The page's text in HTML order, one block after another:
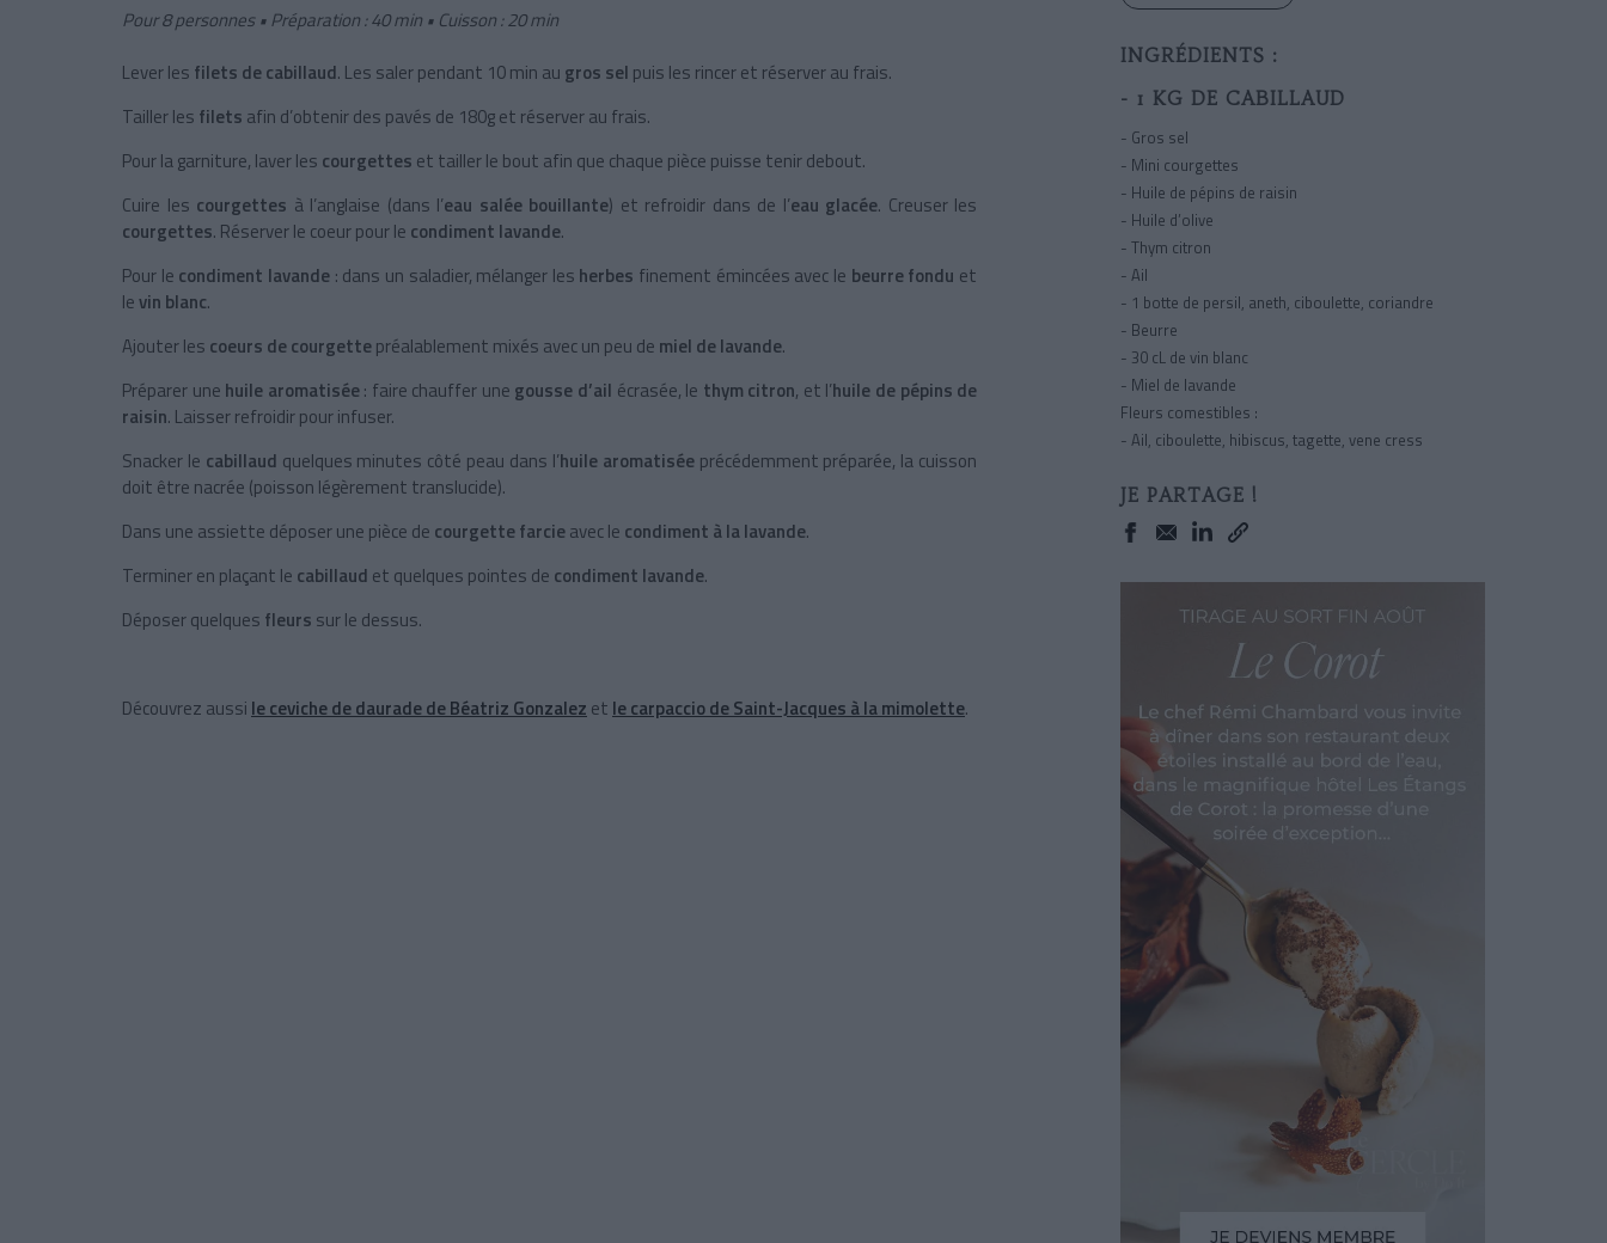
Pour 8 personnes • Préparation : 40 min • Cuisson : 20 min
Lever les filets de cabillaud. Les saler pendant 10 min au gros sel puis les rincer et réserver au frais.
Tailler les filets afin d’obtenir des pavés de 180g et réserver au frais.
Pour la garniture, laver les courgettes et tailler le bout afin que chaque pièce puisse tenir debout.
Cuire les courgettes à l’anglaise (dans l’eau salée bouillante) et refroidir dans de l’eau glacée. Creuser les
courgettes. Réserver le coeur pour le condiment lavande.
Pour le condiment lavande: dans un saladier, mélanger les herbes finement émincées avec le beurre fondu et
levin blanc.
Ajouter les coeurs de courgettepréalablement mixés avec un peu de miel de lavande.
Préparer une huile aromatisée: faire chauffer une gousse d’ail écrasée, le thym citron, et l’huile de pépins de
raisin. Laisser refroidir pour infuser.
Snacker le cabillaud quelques minutes côté peau dans l’huile aromatiséeprécédemment préparée, la cuisson
doit être nacrée (poisson légèrement translucide).
Dans une assiette déposer une pièce de courgette farcieavec le condiment à la lavande.
Terminer en plaçant le cabillaud et quelques pointes de condiment lavande.
Déposer quelques fleurs sur le dessus.
Découvrez aussi le ceviche de daurade de Béatriz Gonzalez et le carpaccio de Saint-Jacques à la mimolette.
INGRÉDIENTS :
- 1 KG DE CABILLAUD
- Gros sel
- Mini courgettes
- Huile de pépins de raisin
- Huile d’olive
- Thym citron
- Ail
- 1 botte de persil, aneth, ciboulette, coriandre
- Beurre
- 30 cL de vin blanc
- Miel de lavande
Fleurs comestibles :
- Ail, ciboulette, hibiscus, tagette, vene cress
JE PARTAGE !